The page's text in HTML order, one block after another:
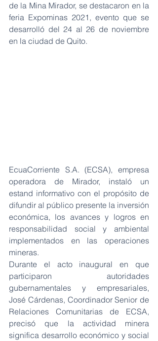
de la Mina Mirador, se destacaron en la
feria Expominas 2021, evento que se
desarrolló del 24 al 26 de noviembre
en la ciudad de Quito.
EcuaCorriente S.A. (ECSA), empresa
operadora de Mirador, instaló un
estand informativo con el propósito de
difundir al público presente la inversión
económica, los avances y logros en
responsabilidad social y ambiental
implementados en las operaciones
mineras.
Durante el acto inaugural en que
participaron autoridades
gubernamentales y empresariales,
José Cárdenas, Coordinador Senior de
Relaciones Comunitarias de ECSA,
precisó que la actividad minera
significa desarrollo económico y social